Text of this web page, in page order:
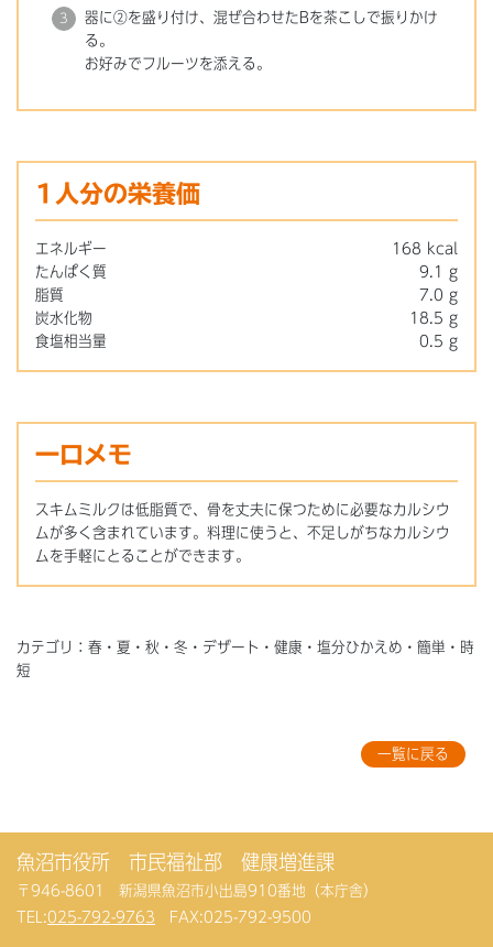
器に②を盛り付け、混ぜ合わせたBを茶こしで振りかけ
る。
お好みでフルーツを添える。
1人分の栄養価
エネルギー
168 kcal
たんぱく質
9.1 g
脂質
7.0 g
炭水化物
18.5 g
食塩相当量
0.5 g
一口メモ
スキムミルクは低脂質で、骨を丈夫に保つために必要なカルシウ
ムが多く含まれています。料理に使うと、不足しがちなカルシウ
ムを手軽にとることができます。
カテゴリ：春・夏・秋・冬・デザート・健康・塩分ひかえめ・簡単・時
短
一覧に戻る
魚沼市役所 市民福祉部 健康増進課
〒946-8601 新潟県魚沼市小出島910番地（本庁舎）
TEL:025-792-9763 FAX:025-792-9500